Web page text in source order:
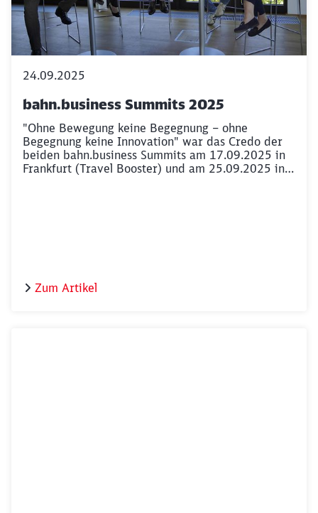
24.09.2025
bahn.business Summits 2025
"Ohne Bewegung keine Begegnung – ohne
Begegnung keine Innovation" war das Credo der
beiden bahn.business Summits am 17.09.2025 in
Frankfurt (Travel Booster) und am 25.09.2025 in
Zum Artikel